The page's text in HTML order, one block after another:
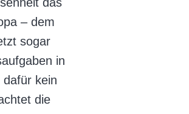
– dem
sogar
in
kein
die